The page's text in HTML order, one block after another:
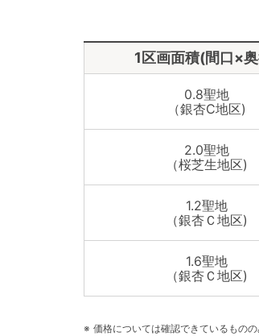
1区画面積(間口×
0.8聖地
（銀杏C地区)
2.0聖地
（桜芝生地区)
1.2聖地
（銀杏Ｃ地区)
1.6聖地
（銀杏Ｃ地区)
価格については確認できているものの